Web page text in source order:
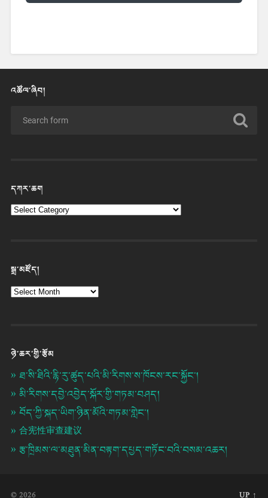
འཚོལ་ཞིབ།
དཀར་ཆག
སྒྲ་མཛོད།
ཉེ་ཆར་གྱི་རྩོམ
ཐ་སི་ཐིའི་རྙི་རུ་ཚུད་པའི་མི་རིགས་ས་ཁོངས་རང་སྐྱོང་།
མི་རིགས་དབྱེ་འབྱེད་སྐོར་གྱི་གཏམ་བཤད།
བོད་ཀྱི་སྐད་ཡིག་ཉིན་མོའི་གཏམ་གླེང་།
合宪性审查建议
རྩ་ཁྲིམས་ལ་མཐུན་མིན་བརྟག་དཔྱད་གཏོང་བའི་བསམ་འཆར།
© 2026 UP ↑